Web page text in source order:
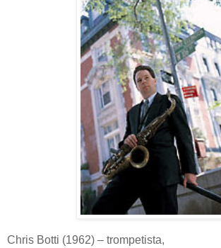
Chris Botti (1962) – trompetista,